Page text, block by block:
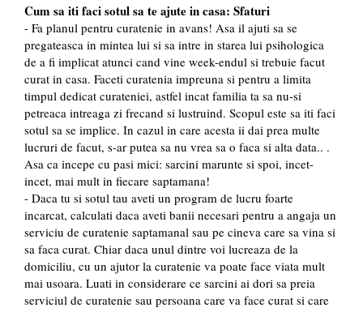
Cum sa iti faci sotul sa te ajute in casa: Sfaturi
- Fa planul pentru curatenie in avans! Asa il ajuti sa se
pregateasca in mintea lui si sa intre in starea lui psihologica
de a fi implicat atunci cand vine week-endul si trebuie facut
curat in casa. Faceti curatenia impreuna si pentru a limita
timpul dedicat curateniei, astfel incat familia ta sa nu-si
petreaca intreaga zi frecand si lustruind. Scopul este sa iti faci
sotul sa se implice. In cazul in care acesta ii dai prea multe
lucruri de facut, s-ar putea sa nu vrea sa o faca si alta data.. .
Asa ca incepe cu pasi mici: sarcini marunte si spoi, incet-
incet, mai mult in fiecare saptamana!
- Daca tu si sotul tau aveti un program de lucru foarte
incarcat, calculati daca aveti banii necesari pentru a angaja un
serviciu de curatenie saptamanal sau pe cineva care sa vina si
sa faca curat. Chiar daca unul dintre voi lucreaza de la
domiciliu, cu un ajutor la curatenie va poate face viata mult
mai usoara. Luati in considerare ce sarcini ai dori sa preia
serviciul de curatenie sau persoana care va face curat si care